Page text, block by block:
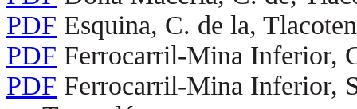
PDF Esquina, C. de la,
PDF Ferrocarril-Mina Inferior,
PDF Ferrocarril-Mina Inferior,